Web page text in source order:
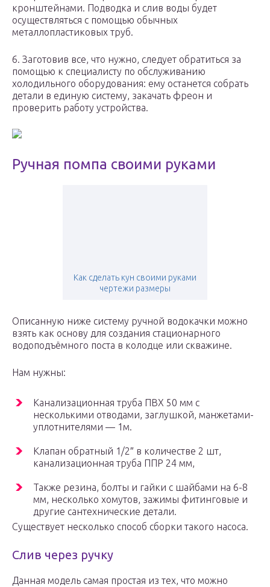
кронштейнами. Подводка и слив воды будет
осуществляться с помощью обычных
металлопластиковых труб.
6. Заготовив все, что нужно, следует обратиться за
помощью к специалисту по обслуживанию
холодильного оборудования: ему останется собрать
детали в единую систему, закачать фреон и
проверить работу устройства.
Ручная помпа своими руками
Как сделать кун своими руками
чертежи размеры
Описанную ниже систему ручной водокачки можно
взять как основу для создания стационарного
водоподъёмного поста в колодце или скважине.
Нам нужны:
Канализационная труба ПВХ 50 мм с
несколькими отводами, заглушкой, манжетами-
уплотнителями — 1м.
Клапан обратный 1/2″ в количестве 2 шт,
канализационная труба ППР 24 мм,
Также резина, болты и гайки с шайбами на 6-8
мм, несколько хомутов, зажимы фитинговые и
другие сантехнические детали.
Существует несколько способ сборки такого насоса.
Слив через ручку
Данная модель самая простая из тех, что можно